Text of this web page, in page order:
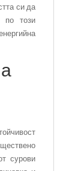
си да
по този
сурови